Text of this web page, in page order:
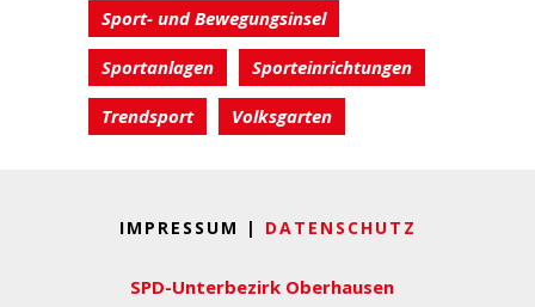
Sport- und Bewegungsinsel
Sportanlagen Sporteinrichtungen
Trendsport Volksgarten
IMPRESSUM | DATENSCHUTZ
SPD-Unterbezirk Oberhausen